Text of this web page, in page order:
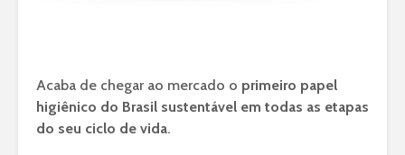
Acaba de chegar ao mercado o primeiro papel
higiênico do Brasil sustentável em todas as etapas
do seu ciclo de vida.